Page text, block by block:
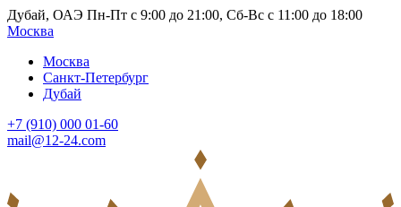
Дубай, ОАЭ Пн-Пт с 9:00 до 21:00, Сб-Вс с 11:00 до 18:00
Москва
Москва
Санкт-Петербург
Дубай
+7 (910) 000 01-60
mail@12-24.com